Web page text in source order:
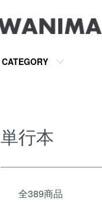
CATEGORY
単行本
全389商品